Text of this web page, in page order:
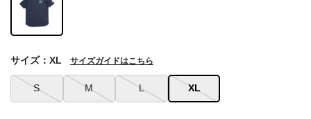
S M L XL
サイズ：XL サイズガイドはこちら